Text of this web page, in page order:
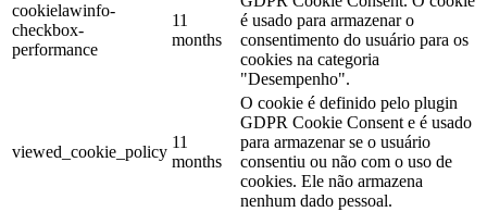
cookielawinfo-
checkbox-
performance
11
months
é usado para armazenar o
consentimento do usuário para os
cookies na categoria
"Desempenho".
viewed_cookie_policy
11
months
O cookie é definido pelo plugin
GDPR Cookie Consent e é usado
para armazenar se o usuário
consentiu ou não com o uso de
cookies. Ele não armazena
nenhum dado pessoal.